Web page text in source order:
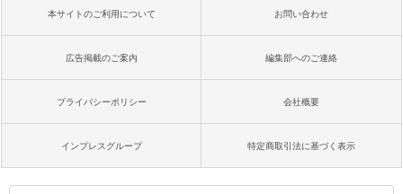
本サイトのご利用について お問い合わせ
広告掲載のご案内 編集部へのご連絡
プライバシーポリシー 会社概要
インプレスグループ 特定商取引法に基づく表示